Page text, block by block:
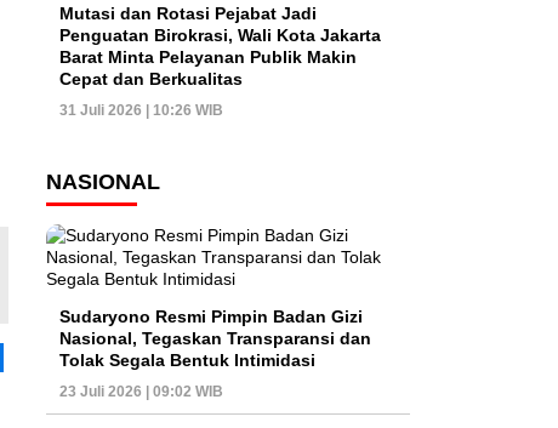
Mutasi dan Rotasi Pejabat Jadi
Penguatan Birokrasi, Wali Kota Jakarta
Barat Minta Pelayanan Publik Makin
Cepat dan Berkualitas
31 Juli 2026 | 10:26 WIB
NASIONAL
Sudaryono Resmi Pimpin Badan Gizi
Nasional, Tegaskan Transparansi dan
Tolak Segala Bentuk Intimidasi
23 Juli 2026 | 09:02 WIB